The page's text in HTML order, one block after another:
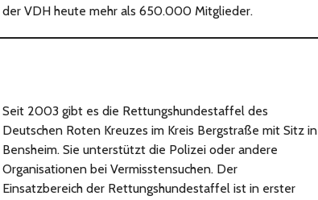
der VDH heute mehr als 650.000 Mitglieder.
Seit 2003 gibt es die Rettungshundestaffel des
Deutschen Roten Kreuzes im Kreis Bergstraße mit Sitz in
Bensheim. Sie unterstützt die Polizei oder andere
Organisationen bei Vermisstensuchen. Der
Einsatzbereich der Rettungshundestaffel ist in erster